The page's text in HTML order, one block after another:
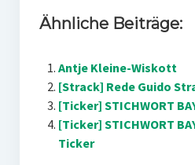
Ähnliche Beiträge:
Antje Kleine-Wiskott
[Strack] Rede Guido
[Ticker] STICHWORT
[Ticker] STICHWORT
Ticker